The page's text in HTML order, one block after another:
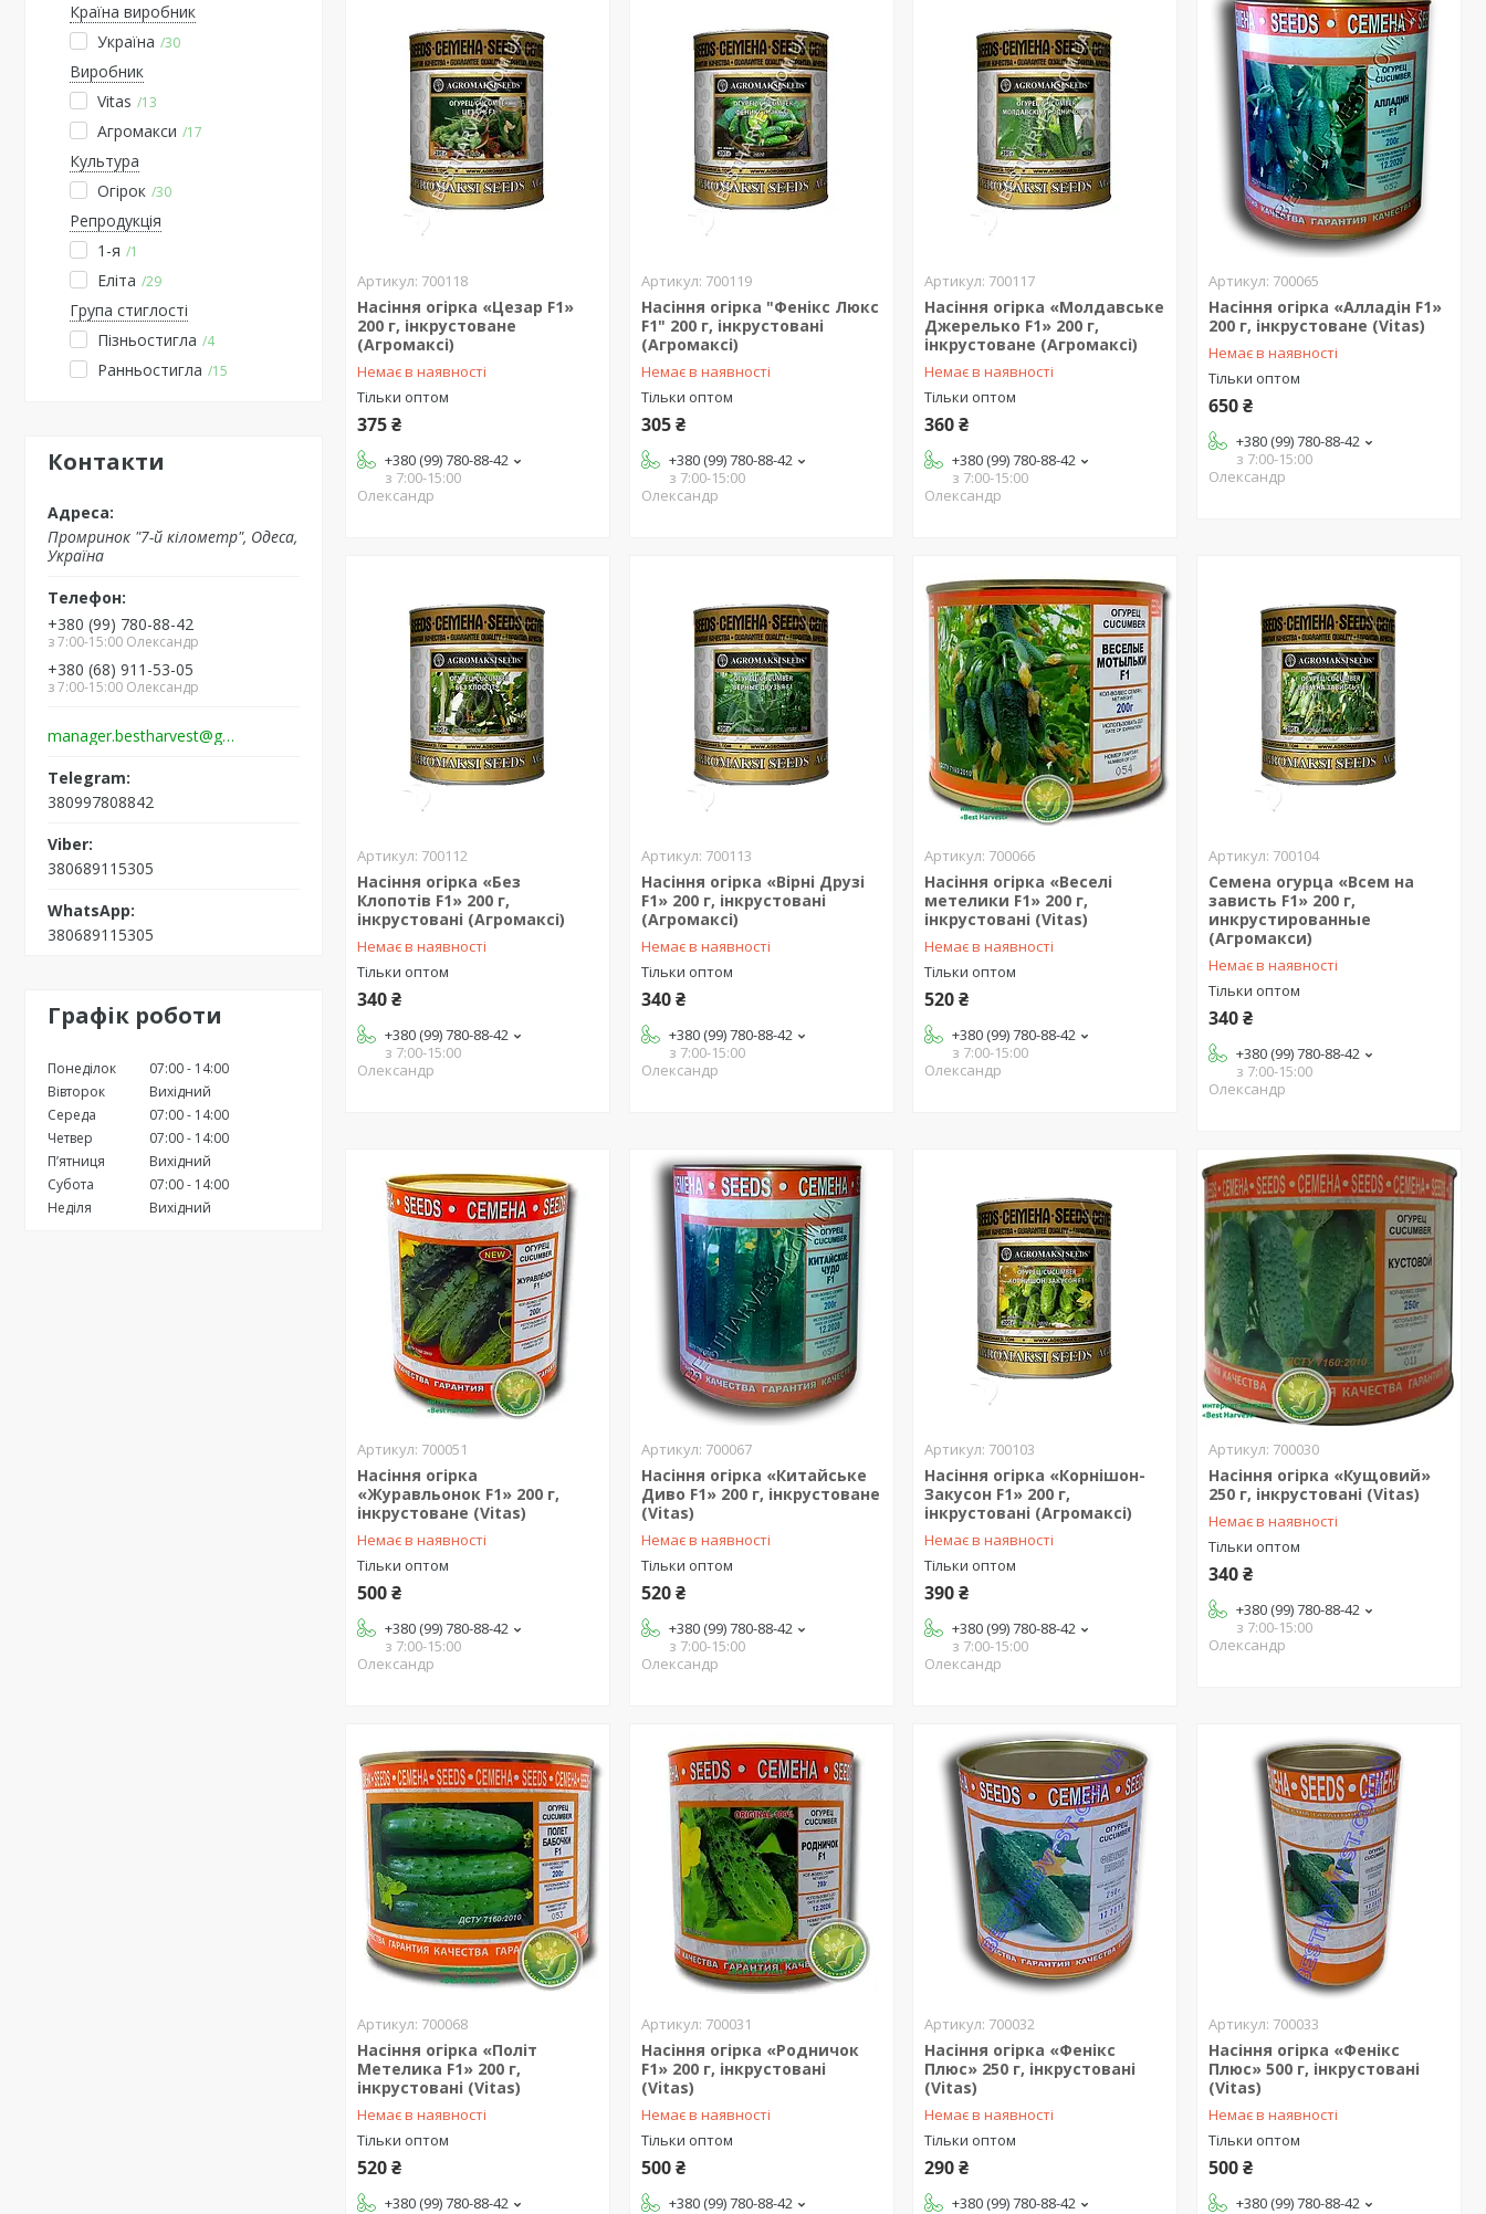
Країна виробник
Україна 30
Виробник
Vitas
13
Агромакси 17
Культура
Огірок 30
Репродукція
1-я
1
Еліта 29
Група стиглості
Пізньостигла
4
Ранньостигла 15
Контакти
Промринок "7-й кілометр", Одеса,
Україна
+380 (99) 780-88-42
з 7:00-15:00 Олександр
+380 (68) 911-53-05
з 7:00-15:00 Олександр
manager.bestharvest@gmail.com
380997808842
380689115305
380689115305
Графік роботи
Понеділок 07:00
14:00
Вівторок
Вихідний
Середа
07:00
14:00
Четвер
07:00
14:00
Пʼятниця
Вихідний
Субота
07:00
14:00
Неділя
Вихідний
700118
Насіння огірка «Цезар F1»
200 г, інкрустоване
(Агромаксі)
Немає в наявності
Тільки оптом
375 ₴
+380 (99) 780-88-42
з 7:00-15:00
Олександр
700119
Насіння огірка "Фенікс Люкс
F1" 200 г, інкрустовані
(Агромаксі)
Немає в наявності
Тільки оптом
305 ₴
+380 (99) 780-88-42
з 7:00-15:00
Олександр
700117
Насіння огірка «Молдавське
Джерелько F1» 200 г,
інкрустоване (Агромаксі)
Немає в наявності
Тільки оптом
360 ₴
+380 (99) 780-88-42
з 7:00-15:00
Олександр
700065
Насіння огірка «Алладін F1»
200 г, інкрустоване (Vitas)
Немає в наявності
Тільки оптом
650 ₴
+380 (99) 780-88-42
з 7:00-15:00
Олександр
700112
Насіння огірка «Без
Клопотів F1» 200 г,
інкрустовані (Агромаксі)
Немає в наявності
Тільки оптом
340 ₴
+380 (99) 780-88-42
з 7:00-15:00
Олександр
700113
Насіння огірка «Вірні Друзі
F1» 200 г, інкрустовані
(Агромаксі)
Немає в наявності
Тільки оптом
340 ₴
+380 (99) 780-88-42
з 7:00-15:00
Олександр
700066
Насіння огірка «Веселі
метелики F1» 200 г,
інкрустовані (Vitas)
Немає в наявності
Тільки оптом
520 ₴
+380 (99) 780-88-42
з 7:00-15:00
Олександр
700104
Семена огурца «Всем на
зависть F1» 200 г,
инкрустированные
(Агромакси)
Немає в наявності
Тільки оптом
340 ₴
+380 (99) 780-88-42
з 7:00-15:00
Олександр
700051
Насіння огірка
«Журавльонок F1» 200 г,
інкрустоване (Vitas)
Немає в наявності
Тільки оптом
500 ₴
+380 (99) 780-88-42
з 7:00-15:00
Олександр
700067
Насіння огірка «Китайське
Диво F1» 200 г, інкрустоване
(Vitas)
Немає в наявності
Тільки оптом
520 ₴
+380 (99) 780-88-42
з 7:00-15:00
Олександр
700103
Насіння огірка «Корнішон-
Закусон F1» 200 г,
інкрустовані (Агромаксі)
Немає в наявності
Тільки оптом
390 ₴
+380 (99) 780-88-42
з 7:00-15:00
Олександр
700030
Насіння огірка «Кущовий»
250 г, інкрустовані (Vitas)
Немає в наявності
Тільки оптом
340 ₴
+380 (99) 780-88-42
з 7:00-15:00
Олександр
700068
Насіння огірка «Політ
Метелика F1» 200 г,
інкрустовані (Vitas)
Немає в наявності
Тільки оптом
520 ₴
+380 (99) 780-88-42
700031
Насіння огірка «Родничок
F1» 200 г, інкрустовані
(Vitas)
Немає в наявності
Тільки оптом
500 ₴
+380 (99) 780-88-42
700032
Насіння огірка «Фенікс
Плюс» 250 г, інкрустовані
(Vitas)
Немає в наявності
Тільки оптом
290 ₴
+380 (99) 780-88-42
700033
Насіння огірка «Фенікс
Плюс» 500 г, інкрустовані
(Vitas)
Немає в наявності
Тільки оптом
500 ₴
+380 (99) 780-88-42